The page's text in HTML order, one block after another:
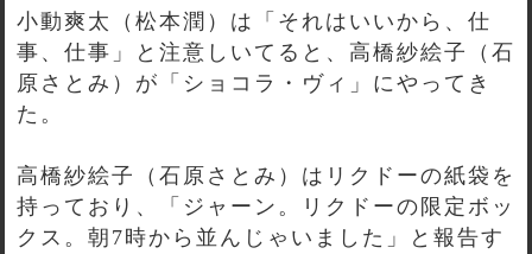
小動爽太（松本潤）は「それはいいから、仕
事、仕事」と注意しいてると、高橋紗絵子（石
原さとみ）が「ショコラ・ヴィ」にやってき
た。
高橋紗絵子（石原さとみ）はリクドーの紙袋を
持っており、「ジャーン。リクドーの限定ボッ
クス。朝7時から並んじゃいました」と報告す